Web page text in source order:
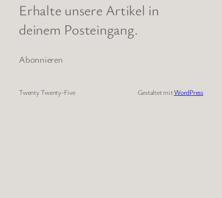
Erhalte unsere Artikel in
deinem Posteingang.
Abonnieren
Twenty Twenty-Five Gestaltet mitWordPress